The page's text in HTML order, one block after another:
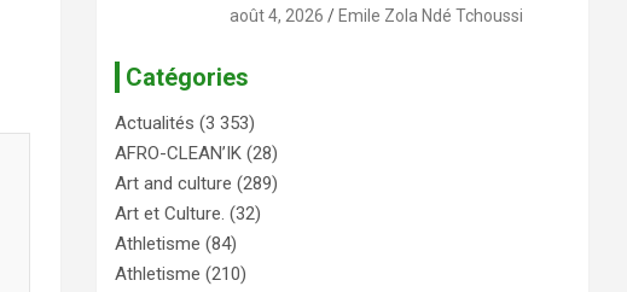
août 4, 2026 Emile Zola Ndé Tchoussi
Catégories
Actualités (3 353)
AFRO-CLEAN’IK (28)
Art and culture (289)
Art et Culture. (32)
Athletisme (84)
Athletisme (210)